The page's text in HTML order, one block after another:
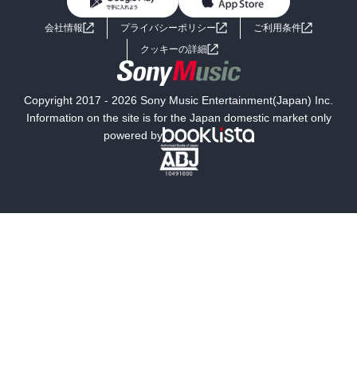
ライトノベル 男子向けラノベ
小説
海外小説
ミステリー SF
文学
よくあるご質問 お問い合わせ
会社情報 プライバシーポリシー
ご利用条件
クッキーの詳細
Copyright 2017 - 2026 Sony Music Entertainment(Japan) Inc.
Information on the site is for the Japan domestic market only
powered by